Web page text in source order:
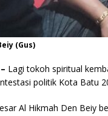
(Gus)
Lagi tokoh spiritual
politik Kota Batu
Al Hikmah Den Beiy